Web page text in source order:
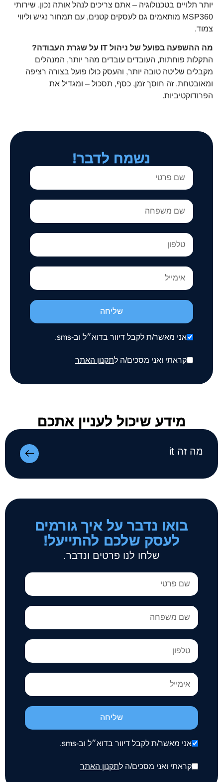
יותר תלויים בטכנולוגיה – אתם צריכים לנהל אותה נכון. שירותי
MSP360 מותאמים גם לעסקים קטנים, עם תמחור נגיש וליווי
צמוד.
מה ההשפעה בפועל של ניהול
?
התקלות פוחתות, העובדים עובדים מהר יותר, המנהלים
מקבלים שליטה טובה יותר, והעסק כולו פועל בצורה רציפה
ומאובטחת. זה חוסך זמן, כסף, תסכול – ומגדיל את
הפרודוקטיביות.
נשמח לדבר!
אני מאשר/ת לקבל דיוור בדוא״ל וב-sms.
קראתי ואני מסכים/ה לתקנון האתר
שליחה
מידע שיכול לעניין אתכם
מה זה it
בואו נדבר על איך גורמים
לעסק שלכם להתייעל!
שלחו לנו פרטים ונדבר.
אני מאשר/ת לקבל דיוור בדוא״ל וב-sms.
קראתי ואני מסכים/ה לתקנון האתר
שליחה